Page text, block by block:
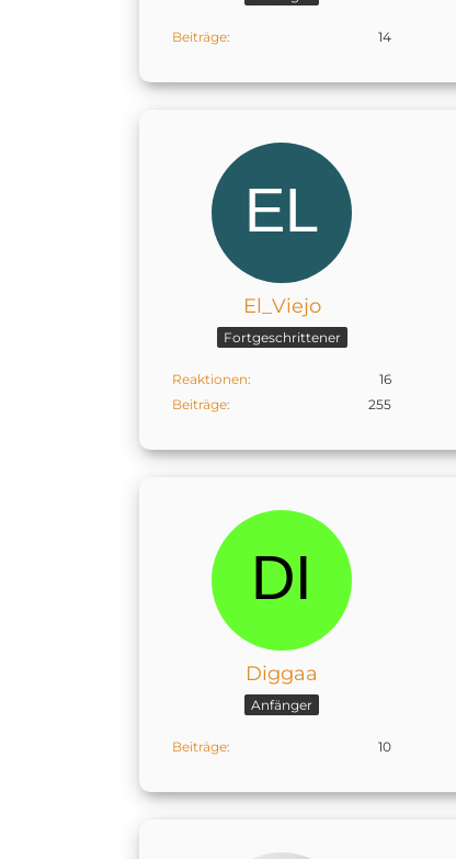
Beiträge 14
El_Viejo
Fortgeschrittener
Reaktionen
16
Beiträge
255
Diggaa
Anfänger
Beiträge 10